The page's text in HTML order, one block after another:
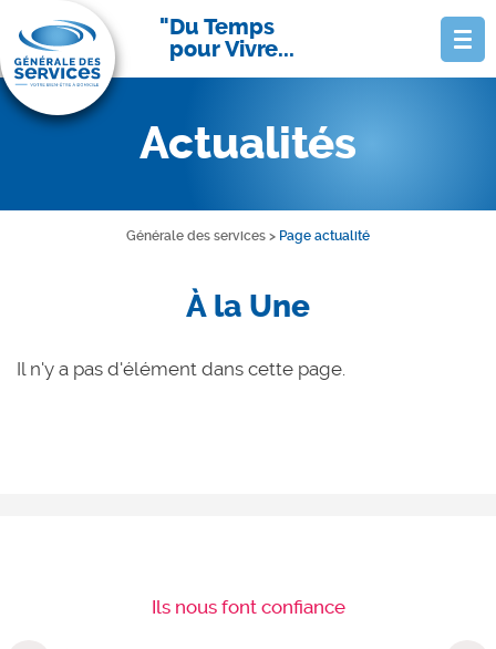
Du Temps
pour Vivre...
Actualités
Générale des services > Page actualité
À la Une
Il n'y a pas d'élément dans cette page.
Ils nous font confiance